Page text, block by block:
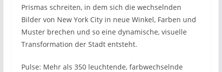
Prismas schreiten, in dem sich die wechselnden
Bilder von New York City in neue Winkel, Farben und
Muster brechen und so eine dynamische, visuelle
Transformation der Stadt entsteht.
Pulse: Mehr als 350 leuchtende, farbwechselnde